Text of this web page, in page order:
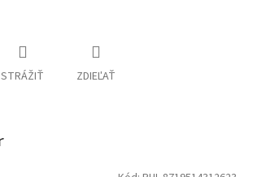
STRÁŽIŤ ZDIEĽAŤ